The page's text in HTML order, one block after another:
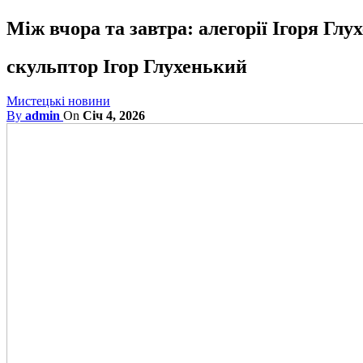
Між вчора та завтра: алегорії Ігоря
скульптор Ігор Глухенький
Мистецькі новини
By admin On Січ 4, 2026